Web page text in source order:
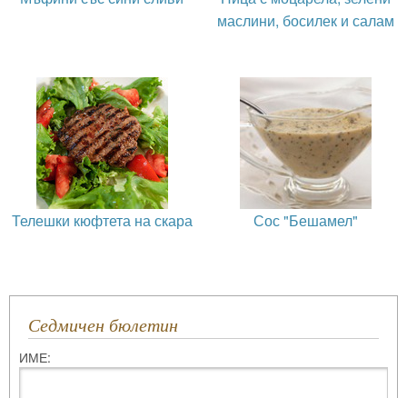
маслини, босилек и салам
Телешки кюфтета на скара Сос "Бешамел"
Седмичен бюлетин
ИМЕ: